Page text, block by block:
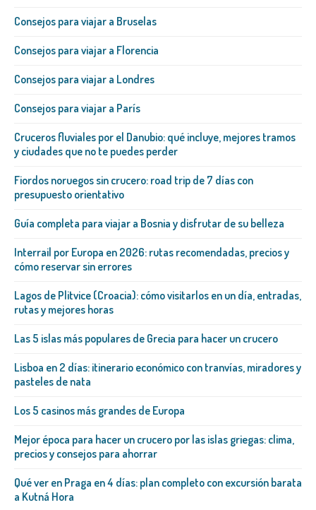
Consejos para viajar a Bruselas
Consejos para viajar a Florencia
Consejos para viajar a Londres
Consejos para viajar a París
Cruceros fluviales por el Danubio: qué incluye, mejores tramos
y ciudades que no te puedes perder
Fiordos noruegos sin crucero: road trip de 7 días con
presupuesto orientativo
Guía completa para viajar a Bosnia y disfrutar de su belleza
Interrail por Europa en 2026: rutas recomendadas, precios y
cómo reservar sin errores
Lagos de Plitvice (Croacia): cómo visitarlos en un día, entradas,
rutas y mejores horas
Las 5 islas más populares de Grecia para hacer un crucero
Lisboa en 2 días: itinerario económico con tranvías, miradores y
pasteles de nata
Los 5 casinos más grandes de Europa
Mejor época para hacer un crucero por las islas griegas: clima,
precios y consejos para ahorrar
Qué ver en Praga en 4 días: plan completo con excursión barata
a Kutná Hora